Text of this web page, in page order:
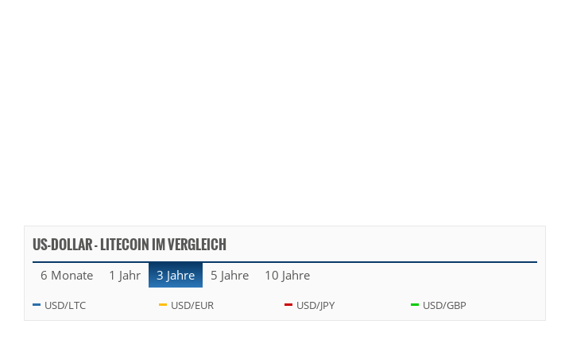
US-DOLLAR - LITECOIN IM VERGLEICH
6 Monate 1 Jahr 3 Jahre 5 Jahre 10 Jahre
USD/LTC USD/EUR USD/JPY USD/GBP